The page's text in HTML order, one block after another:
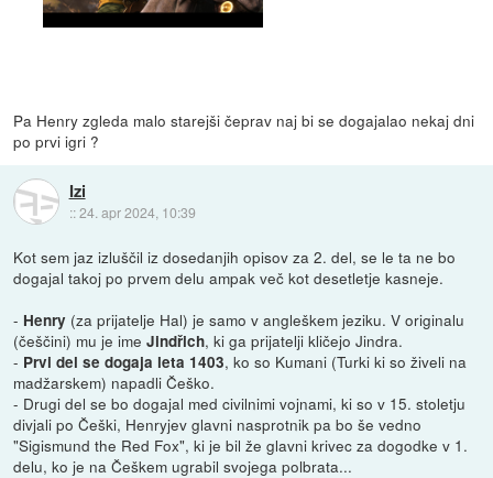
Pa Henry zgleda malo starejši čeprav naj bi se dogajalao nekaj dni
po prvi igri ?
Izi
::24. apr 2024, 10:39
Kot sem jaz izluščil iz dosedanjih opisov za 2. del, se le ta ne bo
dogajal takoj po prvem delu ampak več kot desetletje kasneje.
- Henry (za prijatelje Hal) je samo v angleškem jeziku. V originalu
(češčini) mu je imeJindřich, ki ga prijatelji kličejo Jindra.
- Prvi del se dogaja leta 1403, ko so Kumani (Turki ki so živeli na
madžarskem) napadli Češko.
- Drugi del se bo dogajal med civilnimi vojnami, ki so v 15. stoletju
divjali po Češki, Henryjev glavni nasprotnik pa bo še vedno
"Sigismund the Red Fox", ki je bil že glavni krivec za dogodke v 1.
delu, ko je na Češkem ugrabil svojega polbrata...